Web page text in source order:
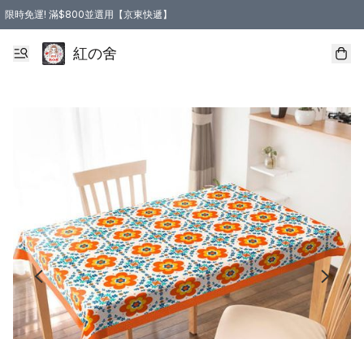
限時免運! 滿$800並選用【京東快遞】
紅の舍